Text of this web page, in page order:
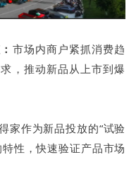
市场内商户紧抓消费趋
，推动新品从上市到爆
家作为新品投放的“试验
性，快速验证产品市场